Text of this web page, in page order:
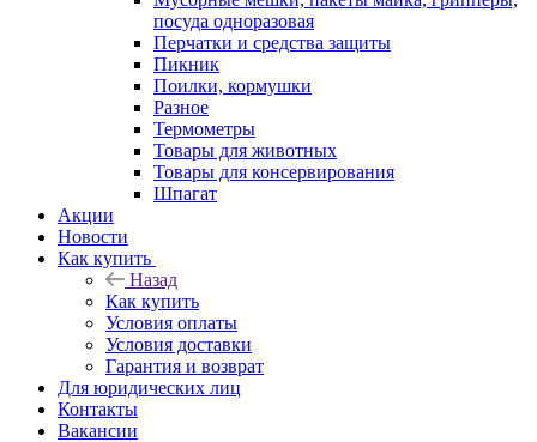
посуда одноразовая
Перчатки и средства защиты
Пикник
Поилки, кормушки
Разное
Термометры
Товары для животных
Товары для консервирования
Шпагат
Акции
Новости
Как купить
Назад
Как купить
Условия оплаты
Условия доставки
Гарантия и возврат
Для юридических лиц
Контакты
Вакансии